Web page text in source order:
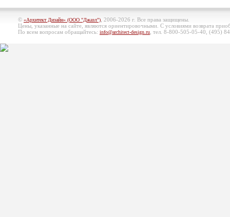
© «Архитект Дизайн» (ООО "Джазл") , 2006-2026 г. Все права защищены.
Цены, указанные на сайте, являются ориентировочными. С условиями возврата
По всем вопросам обращайтесь: info@architect-design.ru , тел. 8-800-505-05-40, (495)